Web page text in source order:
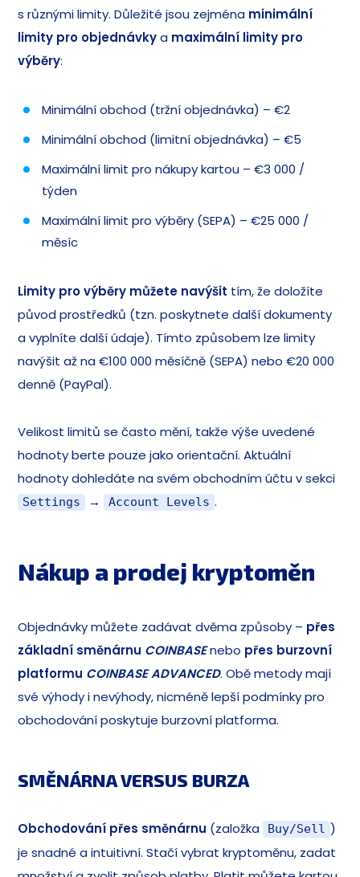
s různými limity. Důležité jsou zejména minimální
limity pro objednávkya maximální limity pro
výběry:
Minimální obchod (tržní objednávka) – €2
Minimální obchod (limitní objednávka) – €5
Maximální limit pro nákupy kartou – €3 000 /
týden
Maximální limit pro výběry (SEPA) – €25 000 /
měsíc
Limity pro výběry můžete navýšit tím, že doložíte
původ prostředků (tzn. poskytnete další dokumenty
a vyplníte další údaje). Tímto způsobem lze limity
navýšit až na €100 000 měsíčně (SEPA) nebo €20 000
denně (PayPal).
Velikost limitů se často mění, takže výše uvedené
hodnoty berte pouze jako orientační. Aktuální
hodnoty dohledáte na svém obchodním účtu v sekci
Settings → Account Levels .
Nákup a prodej kryptoměn
Objednávky můžete zadávat dvěma způsoby – přes
základní směnárnu COINBASEnebo přes burzovní
platformu COINBASE ADVANCED. Obě metody mají
své výhody i nevýhody, nicméně lepší podmínky pro
obchodování poskytuje burzovní platforma.
SMĚNÁRNA VERSUS BURZA
Obchodování přes směnárnu (založka Buy/Sell )
je snadné a intuitivní. Stačí vybrat kryptoměnu, zadat